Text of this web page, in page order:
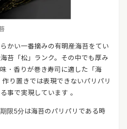
かい一番摘みの有明産海苔をてい
苔「松」ランク。その中でも厚み
・香りが巻き寿司に適した「海
り置きでは表現できないパリパリ
事で実現しています 。
限5分は海苔のパリパリである時